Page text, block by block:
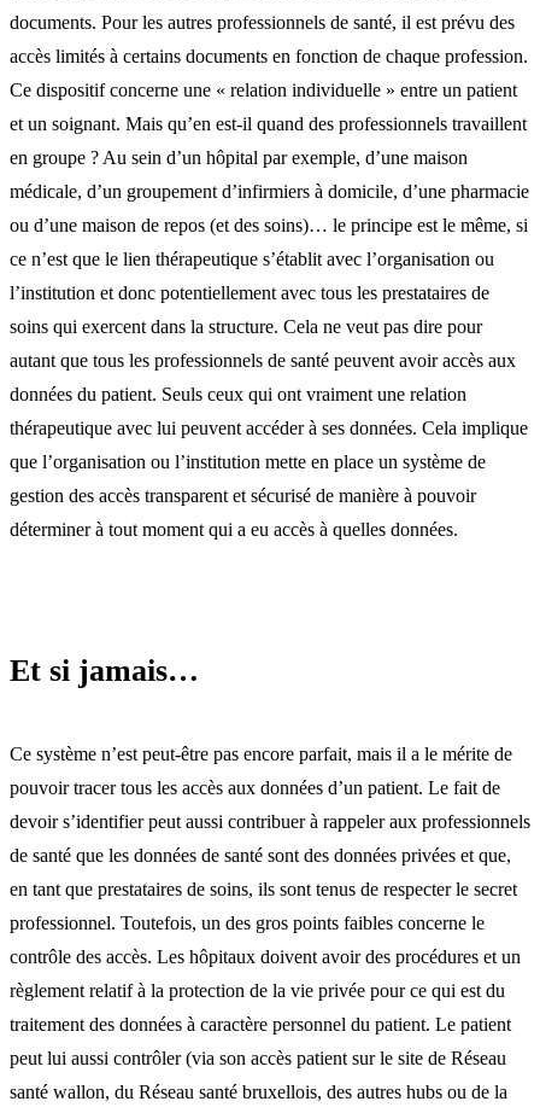
documents. Pour les autres professionnels de santé, il est prévu des
accès limités à certains documents en fonction de chaque profession.
Ce dispositif concerne une « relation individuelle » entre un patient
et un soignant. Mais qu’en est-il quand des professionnels travaillent
en groupe ? Au sein d’un hôpital par exemple, d’une maison
médicale, d’un groupement d’infirmiers à domicile, d’une pharmacie
ou d’une maison de repos (et des soins)… le principe est le même, si
ce n’est que le lien thérapeutique s’établit avec l’organisation ou
l’institution et donc potentiellement avec tous les prestataires de
soins qui exercent dans la structure. Cela ne veut pas dire pour
autant que tous les professionnels de santé peuvent avoir accès aux
données du patient. Seuls ceux qui ont vraiment une relation
thérapeutique avec lui peuvent accéder à ses données. Cela implique
que l’organisation ou l’institution mette en place un système de
gestion des accès transparent et sécurisé de manière à pouvoir
déterminer à tout moment qui a eu accès à quelles données.
Et si jamais…
Ce système n’est peut-être pas encore parfait, mais il a le mérite de
pouvoir tracer tous les accès aux données d’un patient. Le fait de
devoir s’identifier peut aussi contribuer à rappeler aux professionnels
de santé que les données de santé sont des données privées et que,
en tant que prestataires de soins, ils sont tenus de respecter le secret
professionnel. Toutefois, un des gros points faibles concerne le
contrôle des accès. Les hôpitaux doivent avoir des procédures et un
règlement relatif à la protection de la vie privée pour ce qui est du
traitement des données à caractère personnel du patient. Le patient
peut lui aussi contrôler (via son accès patient sur le site de Réseau
santé wallon, du Réseau santé bruxellois, des autres hubs ou de la